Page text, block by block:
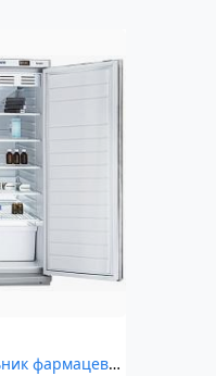
Холодильник фармацевтический Pozis ХФ-250-2